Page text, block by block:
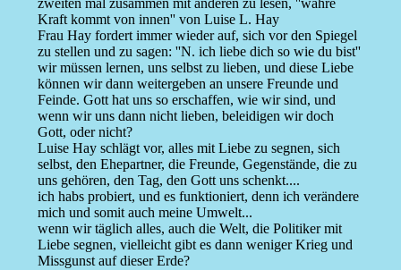
zweiten mal zusammen mit anderen zu lesen, ''wahre
Kraft kommt von innen'' von Luise L. Hay
Frau Hay fordert immer wieder auf, sich vor den Spiegel
zu stellen und zu sagen: ''N. ich liebe dich so wie du bist''
wir müssen lernen, uns selbst zu lieben, und diese Liebe
können wir dann weitergeben an unsere Freunde und
Feinde. Gott hat uns so erschaffen, wie wir sind, und
wenn wir uns dann nicht lieben, beleidigen wir doch
Gott, oder nicht?
Luise Hay schlägt vor, alles mit Liebe zu segnen, sich
selbst, den Ehepartner, die Freunde, Gegenstände, die zu
uns gehören, den Tag, den Gott uns schenkt....
ich habs probiert, und es funktioniert, denn ich verändere
mich und somit auch meine Umwelt...
wenn wir täglich alles, auch die Welt, die Politiker mit
Liebe segnen, vielleicht gibt es dann weniger Krieg und
Missgunst auf dieser Erde?